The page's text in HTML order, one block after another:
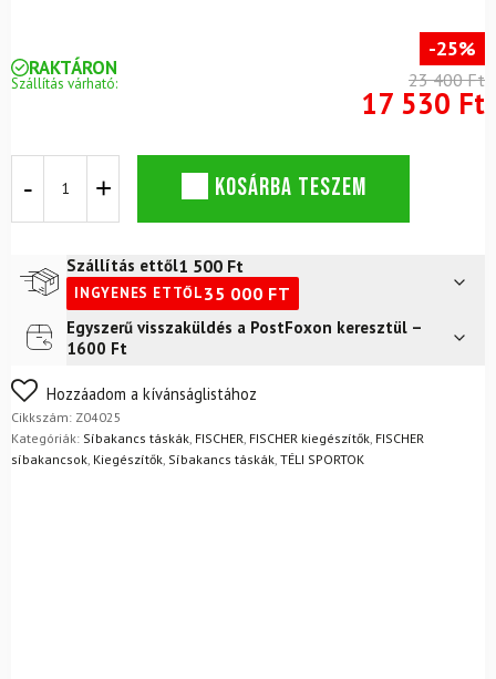
RAKTÁRON
Szállítás várható:
-25%
23 400 Ft
17 530 Ft
Skibootbag
táska
mennyiség
KOSÁRBA TESZEM
Szállítás ettől1 500 Ft
INGYENES ETTŐL35 000 FT
Futár a címre2 400
FoxPost
Egyszerű visszaküldés a PostFoxon keresztül –
1600 Ft
Nem biztos a választásában? Semmi gond – a terméket
egyszerűen visszaküldheti 14 napon belül, indoklás nélkül.
Mik a visszaküldés feltételei?
Hozzáadom a kívánságlistához
Cikkszám: Z04025
Kategóriák: Síbakancs táskák FISCHER FISCHER kiegészítők FISCHER
síbakancsok Kiegészítők Síbakancs táskák TÉLI SPORTOK